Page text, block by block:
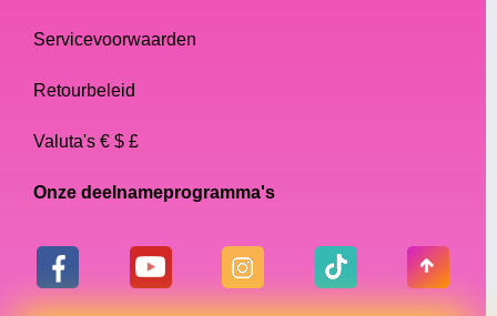
Servicevoorwaarden
Retourbeleid
Valuta's € $ £
Onze deelnameprogramma's